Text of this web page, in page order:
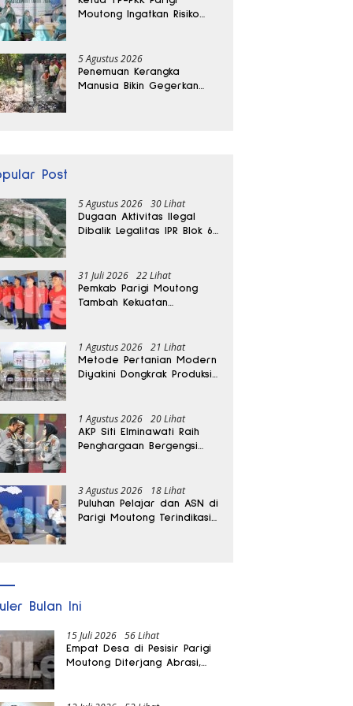
Moutong Ingatkan Risiko
5 Agustus 2026
Penemuan Kerangka
Manusia Bikin Gegerkan
Post
5 Agustus 2026 30 Lihat
Dugaan Aktivitas Ilegal
Dibalik Legalitas IPR Blok 6
31 Juli 2026 22 Lihat
Pemkab Parigi Moutong
Tambah Kekuatan
1 Agustus 2026 21 Lihat
Metode Pertanian Modern
Diyakini Dongkrak Produksi
1 Agustus 2026 20 Lihat
AKP Siti Elminawati Raih
Penghargaan Bergengsi
3 Agustus 2026 18 Lihat
Puluhan Pelajar dan ASN di
Parigi Moutong Terindikasi
Bulan Ini
15 Juli 2026 56 Lihat
Empat Desa di Pesisir Parigi
Moutong Diterjang Abrasi,